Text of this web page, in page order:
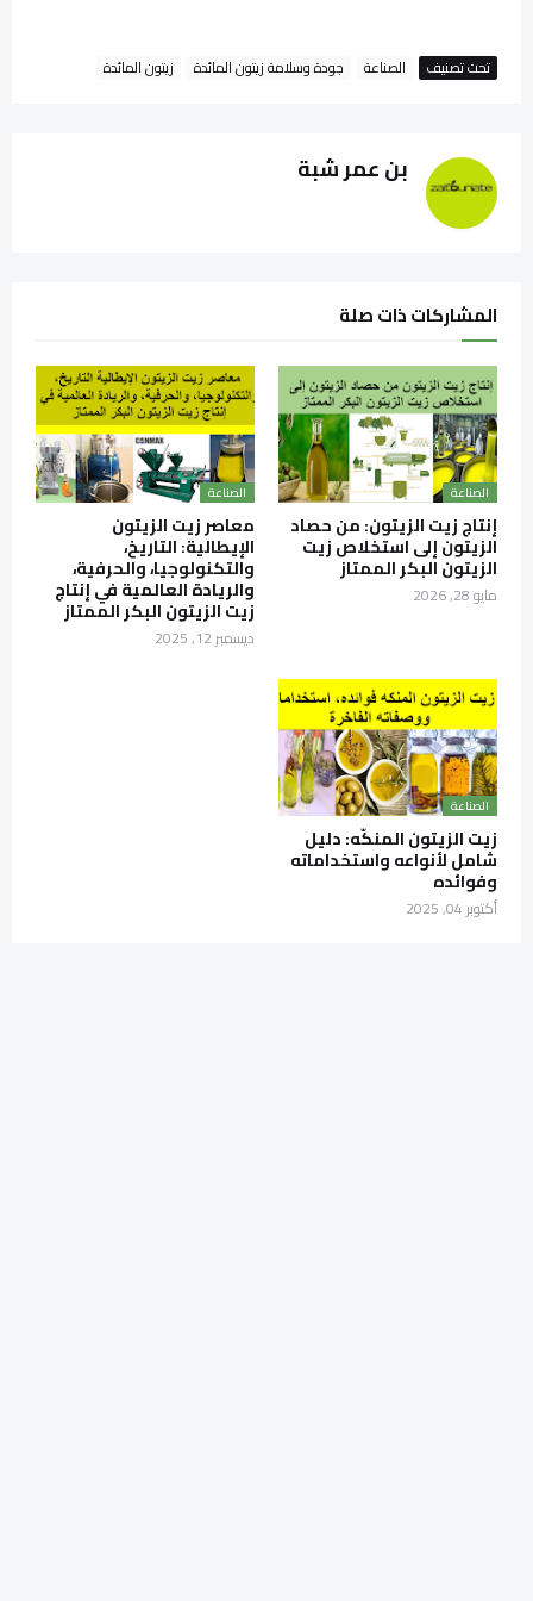
تحت تصنيف الصناعة جودة وسلامة زيتون المائدة زيتون المائدة
بن عمر شبة
المشاركات ذات صلة
الصناعة
إنتاج زيت الزيتون: من حصاد
الزيتون إلى استخلاص زيت
الزيتون البكر الممتاز
مايو 28, 2026
الصناعة
معاصر زيت الزيتون
الإيطالية: التاريخ،
والتكنولوجيا، والحرفية،
والريادة العالمية في إنتاج
زيت الزيتون البكر الممتاز
ديسمبر 12, 2025
الصناعة
زيت الزيتون المنكّه: دليل
شامل لأنواعه واستخداماته
وفوائده
أكتوبر 04, 2025